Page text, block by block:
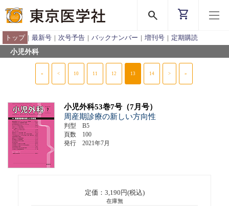
search shopping_cart
トップ | 最新号 | 次号予告 | バックナンバー | 増刊号 | 定期購読
小児外科
« < 10 11 12 13 14 > »
小児外科53巻7号（7月号）
周産期診療の新しい方向性
判型 B5
頁数 100
発行 2021年7月
定価：3,190円(税込)
在庫無